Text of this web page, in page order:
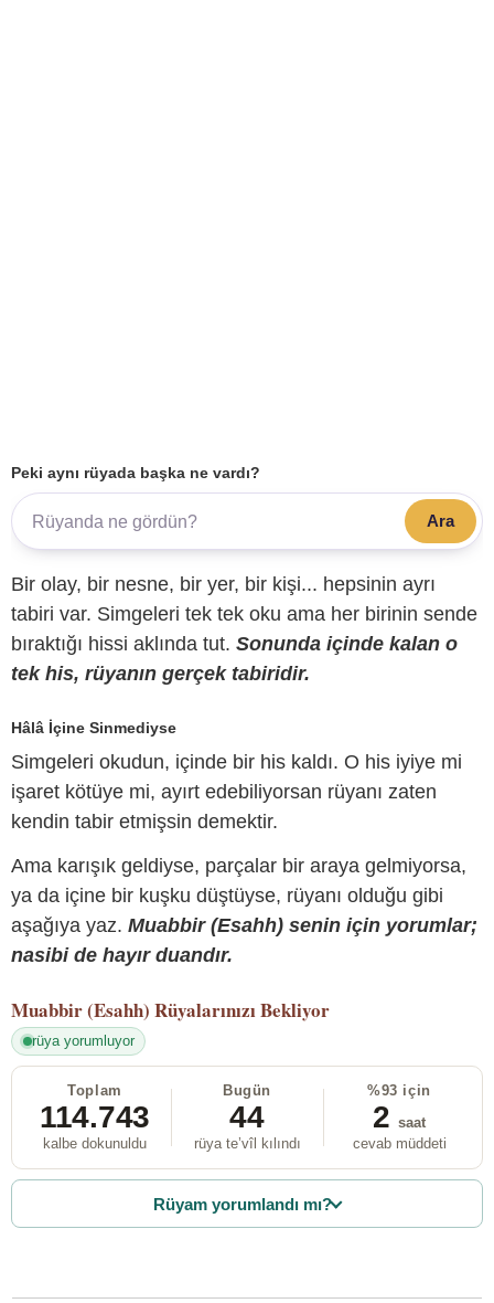
Peki aynı rüyada başka ne vardı?
Ara
Bir olay, bir nesne, bir yer, bir kişi... hepsinin ayrı
tabiri var. Simgeleri tek tek oku ama her birinin sende
bıraktığı hissi aklında tut. Sonunda içinde kalan o
tek his, rüyanın gerçek tabiridir.
Hâlâ İçine Sinmediyse
Simgeleri okudun, içinde bir his kaldı. O his iyiye mi
işaret kötüye mi, ayırt edebiliyorsan rüyanı zaten
kendin tabir etmişsin demektir.
Ama karışık geldiyse, parçalar bir araya gelmiyorsa,
ya da içine bir kuşku düştüyse, rüyanı olduğu gibi
aşağıya yaz. Muabbir (Esahh) senin için yorumlar;
nasibi de hayır duandır.
Muabbir (Esahh) Rüyalarınızı Bekliyor
rüya yorumluyor
Toplam
114.743
kalbe dokunuldu
Bugün
44
rüya te’vîl kılındı
%93 için
2 saat
cevab müddeti
Rüyam yorumlandı mı?